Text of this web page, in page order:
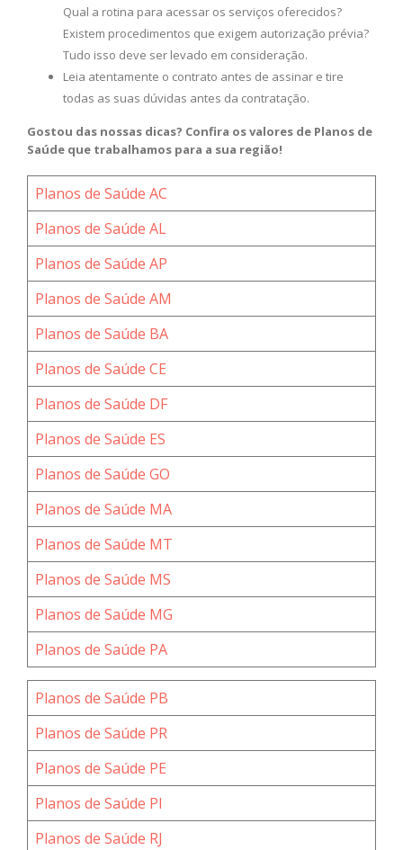
Qual a rotina para acessar os serviços oferecidos?
Existem procedimentos que exigem autorização prévia?
Tudo isso deve ser levado em consideração.
Leia atentamente o contrato antes de assinar e tire
todas as suas dúvidas antes da contratação.
Gostou das nossas dicas? Confira os valores de Planos de
Saúde que trabalhamos para a sua região!
Planos de Saúde AC
Planos de Saúde AL
Planos de Saúde AP
Planos de Saúde AM
Planos de Saúde BA
Planos de Saúde CE
Planos de Saúde DF
Planos de Saúde ES
Planos de Saúde GO
Planos de Saúde MA
Planos de Saúde MT
Planos de Saúde MS
Planos de Saúde MG
Planos de Saúde PA
Planos de Saúde PB
Planos de Saúde PR
Planos de Saúde PE
Planos de Saúde PI
Planos de Saúde RJ